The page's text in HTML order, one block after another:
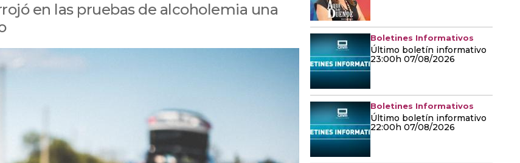
en las pruebas de alcoholemia una
Boletines Informativos
Último boletín informativo
23:00h 07/08/2026
Boletines Informativos
Último boletín informativo
22:00h 07/08/2026